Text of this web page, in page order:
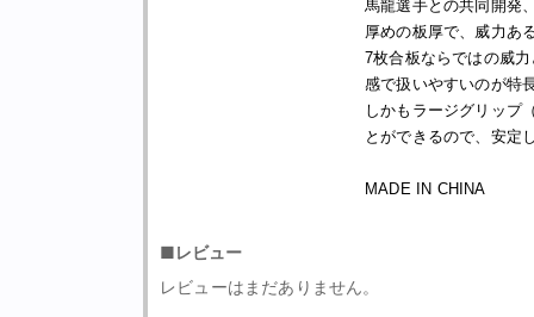
馬龍選手との共同開発
厚めの板厚で、威力あ
7枚合板ならではの威
感で扱いやすいのが特
しかもラージグリップ
とができるので、安定
MADE IN CHINA
■レビュー
レビューはまだありません。